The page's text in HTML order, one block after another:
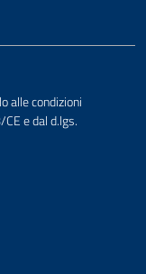
alle condizioni
e dal d.lgs.